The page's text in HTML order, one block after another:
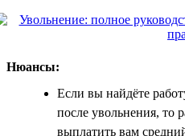
Нюансы:
Если вы найдёте
после увольнения, то
выплатить вам